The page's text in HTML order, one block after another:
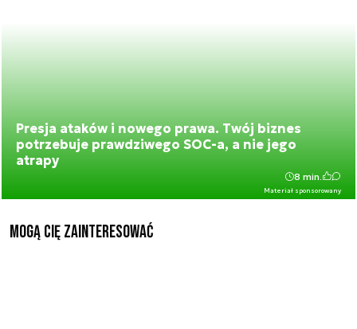
Presja ataków i nowego prawa. Twój biznes
potrzebuje prawdziwego SOC-a, a nie jego
atrapy
Materiał sponsorowany
8 min.
Mogą Cię zainteresować